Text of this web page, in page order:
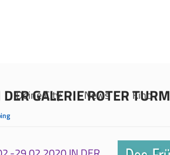
Deine City News Kino
GALERIE ROTER TURM